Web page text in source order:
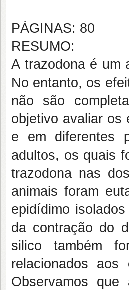
PÁGINAS: 80
RESUMO:
A trazodona é um
No entanto, os
não são
objetivo avaliar os
e em diferentes
adultos, os quais
trazodona nas
animais foram
epidídimo
da contração do
silico também
relacionados
Observamos